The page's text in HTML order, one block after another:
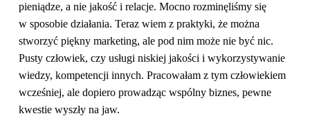
pieniądze, a nie jakość i relacje. Mocno rozminęliśmy się
w sposobie działania. Teraz wiem z praktyki, że można
stworzyć piękny marketing, ale pod nim może nie być nic.
Pusty człowiek, czy usługi niskiej jakości i wykorzystywanie
wiedzy, kompetencji innych. Pracowałam z tym człowiekiem
wcześniej, ale dopiero prowadząc wspólny biznes, pewne
kwestie wyszły na jaw.